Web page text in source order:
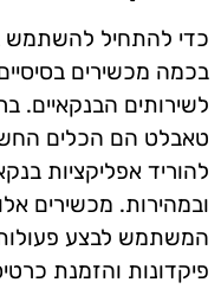
כדי להתחיל להשתמש
בכמה מכשירים
לשירותים הבנקאיים.
טאבלט הם הכלים
להוריד אפליקציות
ובמהירות. מכשירים
המשתמש לבצע
פיקדונות והזמנת